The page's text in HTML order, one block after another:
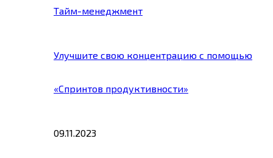
Тайм-менеджмент
Улучшите свою концентрацию с помощью
«Спринтов продуктивности»
09.11.2023